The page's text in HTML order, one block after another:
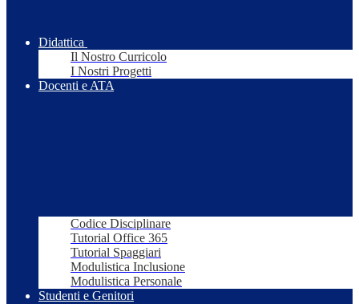
Didattica
Il Nostro Curricolo
I Nostri Progetti
Docenti e ATA
Codice Disciplinare
Tutorial Office 365
Tutorial Spaggiari
Modulistica Inclusione
Modulistica Personale
Studenti e Genitori